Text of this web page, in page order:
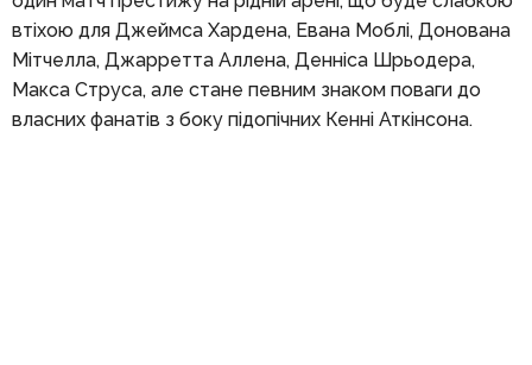
втіхою для Джеймса Хардена, Евана Моблі, Донована
Мітчелла, Джарретта Аллена, Денніса Шрьодера,
Макса Струса, але стане певним знаком поваги до
власних фанатів з боку підопічних Кенні Аткінсона.